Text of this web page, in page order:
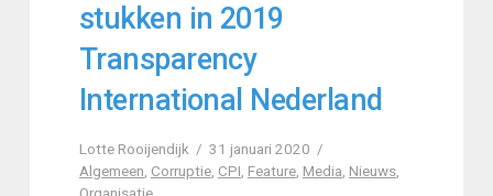
stukken in 2019
Transparency
International Nederland
Lotte Rooijendijk
31 januari 2020
Algemeen, Corruptie, CPI, Feature, Media, Nieuws,